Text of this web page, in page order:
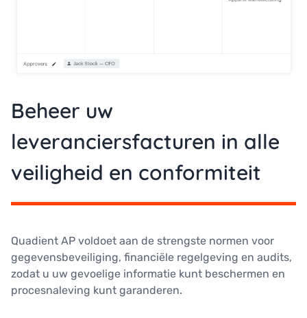
Beheer uw
leveranciersfacturen in alle
veiligheid en conformiteit
Quadient AP voldoet aan de strengste normen voor
gegevensbeveiliging, financiële regelgeving en audits,
zodat u uw gevoelige informatie kunt beschermen en
procesnaleving kunt garanderen.